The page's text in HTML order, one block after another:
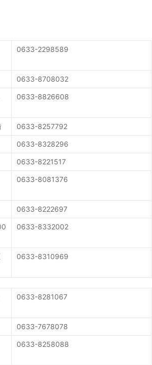
0633-2298589
0633-8708032
0633-8826608
0633-8257792
0633-8328296
0633-8221517
0633-8081376
0633-8222697
0633-8332002
0633-8310969
0633-8281067
0633-7678078
0633-8258088